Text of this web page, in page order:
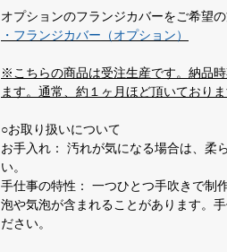
オプションのフランジカバーをご希望
・フランジカバー（オプション）
※こちらの商品は受注生産です。納品
ます。通常、約１ヶ月ほど頂いておりま
○お取り扱いについて
お手入れ： 汚れが気になる場合は、柔
い。
手仕事の特性： 一つひとつ手吹きで制
泡や気泡が含まれることがあります。
ださい。